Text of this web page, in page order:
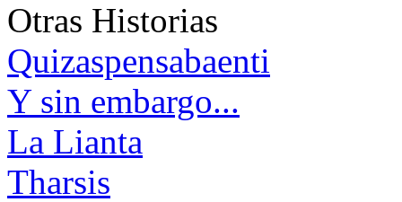
Otras Historias
Quizaspensabaenti
Y sin embargo...
La Lianta
Tharsis